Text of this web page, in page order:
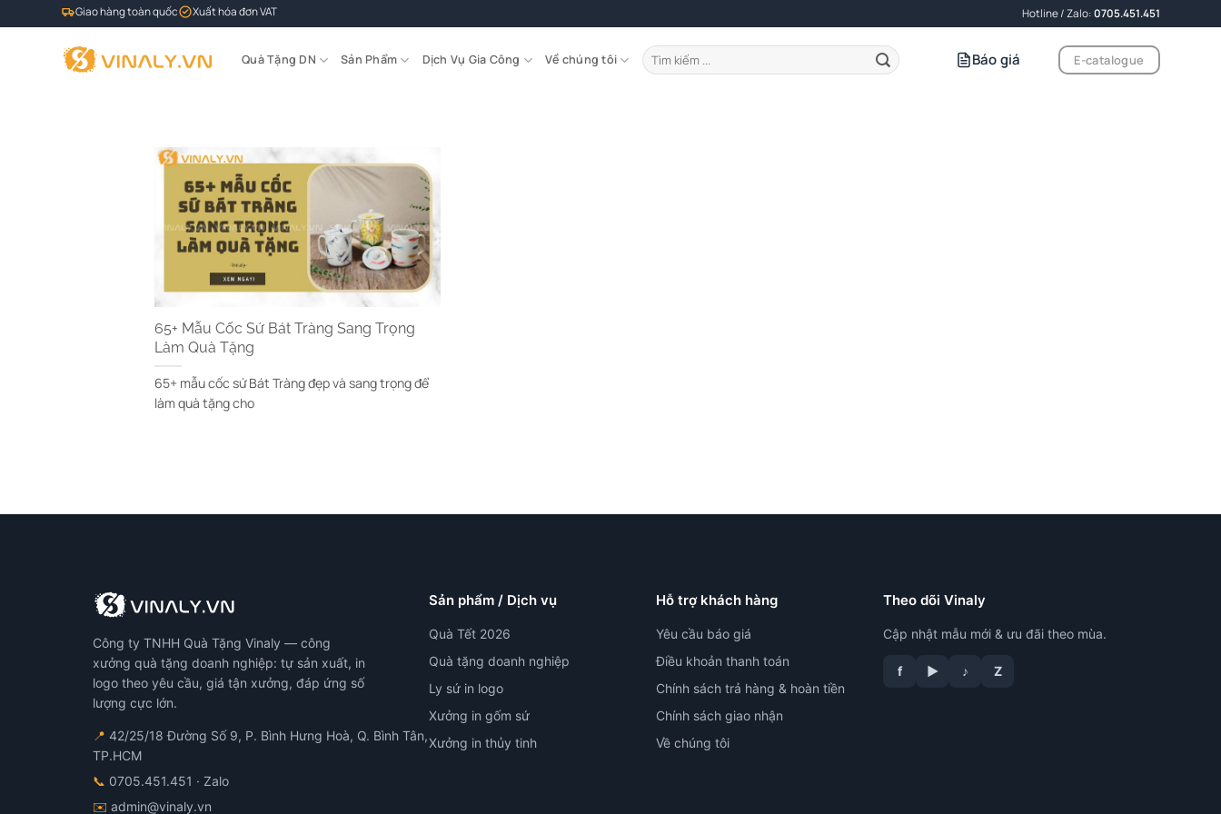
qua
Giao hàng toàn quốc Xuất hóa đơn VAT Hotline / Zalo:0705.451.451
Quà Tặng DN Sản Phẩm Dịch Vụ Gia Công Về chúng tôi
Tìm
kiếm:
Báo giá E-catalogue
65+ Mẫu Cốc Sứ Bát Tràng Sang Trọng
Làm Quà Tặng
65+ mẫu cốc sứ Bát Tràng đẹp và sang trọng để
làm quà tặng cho
Công ty TNHH Quà Tặng Vinaly — công
xưởng quà tặng doanh nghiệp: tự sản xuất, in
logo theo yêu cầu, giá tận xưởng, đáp ứng số
lượng cực lớn.
📍 42/25/18 Đường Số 9, P. Bình Hưng Hoà, Q. Bình Tân,
TP.HCM
📞 0705.451.451 · Zalo
✉️ admin@vinaly.vn
Sản phẩm / Dịch vụ
Quà Tết 2026
Quà tặng doanh nghiệp
Ly sứ in logo
Xưởng in gốm sứ
Xưởng in thủy tinh
Hỗ trợ khách hàng
Yêu cầu báo giá
Điều khoản thanh toán
Chính sách trả hàng & hoàn tiền
Chính sách giao nhận
Về chúng tôi
Theo dõi Vinaly
Cập nhật mẫu mới & ưu đãi theo mùa.
f ▶ ♪ Z